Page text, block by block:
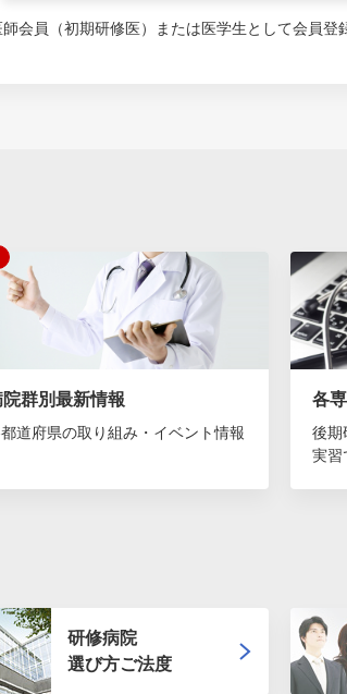
会員（初期研修医）または医学生として会員登
院群別最新情報
道府県の取り組み・イベント情報
各
後期
実習
研修病院
選び方ご法度